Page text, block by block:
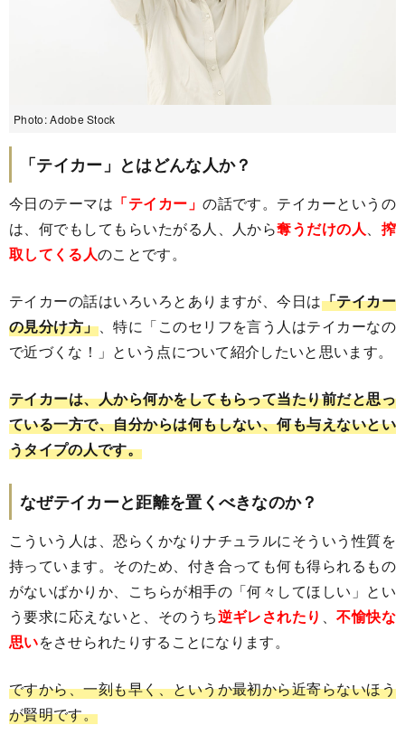
Photo: Adobe Stock
「テイカー」とはどんな人か？
今日のテーマは 「テイカー」の話です。テイカーというの
は、何でもしてもらいたがる人、人から奪うだけの人、 搾
取してくる人のことです。
テイカーの話はいろいろとありますが、今日は「テイカー
の見分け方」、特に「このセリフを言う人はテイカーなの
で近づくな！」という点について紹介したいと思います。
テイカーは、人から何かをしてもらって当たり前だと思っ
ている一方で、自分からは何もしない、何も与えないとい
うタイプの人です。
なぜテイカーと距離を置くべきなのか？
こういう人は、恐らくかなりナチュラルにそういう性質を
持っています。そのため、付き合っても何も得られるもの
がないばかりか、こちらが相手の「何々してほしい」とい
う要求に応えないと、そのうち逆ギレされたり 、不愉快な
思いをさせられたりすることになります。
ですから、一刻も早く、というか最初から近寄らないほう
が賢明です。